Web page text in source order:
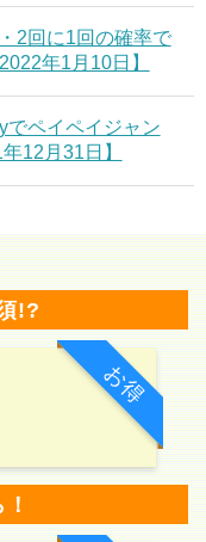
2回に1回の確率で
年1月10日】
でペイペイジャン
12月31日】
!?
お得